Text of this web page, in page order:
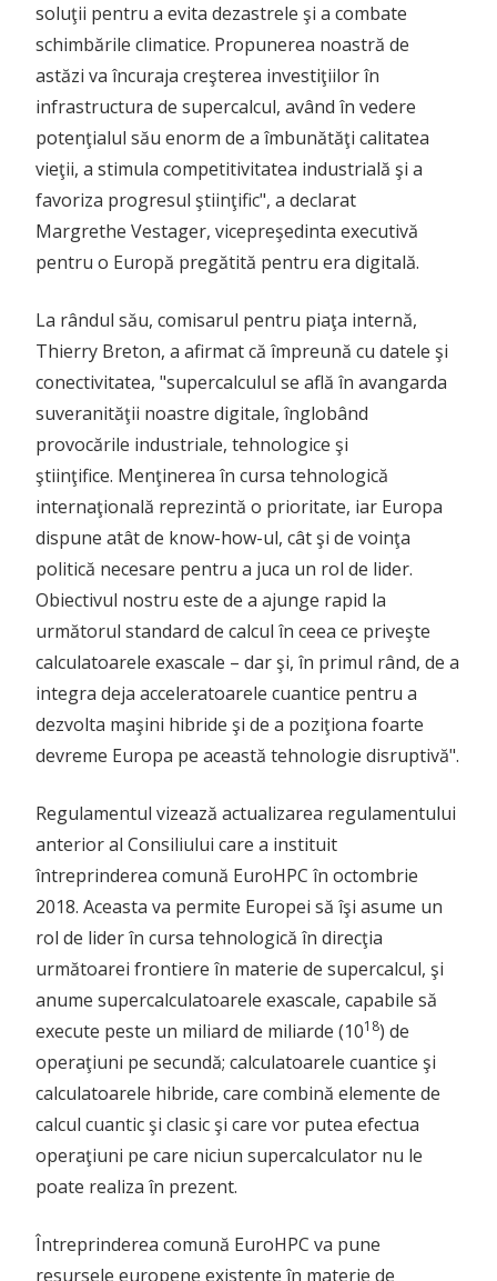
soluţii pentru a evita dezastrele şi a combate
schimbările climatice. Propunerea noastră de
astăzi va încuraja creşterea investiţiilor în
infrastructura de supercalcul, având în vedere
potenţialul său enorm de a îmbunătăţi calitatea
vieţii, a stimula competitivitatea industrială şi a
favoriza progresul ştiinţific", a declarat
Margrethe Vestager, vicepreşedinta executivă
pentru o Europă pregătită pentru era digitală.
La rândul său, comisarul pentru piaţa internă,
Thierry Breton, a afirmat că împreună cu datele şi
conectivitatea, "supercalculul se află în avangarda
suveranităţii noastre digitale, înglobând
provocările industriale, tehnologice şi
ştiinţifice. Menţinerea în cursa tehnologică
internaţională reprezintă o prioritate, iar Europa
dispune atât de know-how-ul, cât şi de voinţa
politică necesare pentru a juca un rol de lider.
Obiectivul nostru este de a ajunge rapid la
următorul standard de calcul în ceea ce priveşte
calculatoarele exascale – dar şi, în primul rând, de a
integra deja acceleratoarele cuantice pentru a
dezvolta maşini hibride şi de a poziţiona foarte
devreme Europa pe această tehnologie disruptivă".
Regulamentul vizează actualizarea regulamentului
anterior al Consiliului care a instituit
întreprinderea comună EuroHPC în octombrie
2018. Aceasta va permite Europei să îşi asume un
rol de lider în cursa tehnologică în direcţia
următoarei frontiere în materie de supercalcul, şi
anume supercalculatoarele exascale, capabile să
execute peste un miliard de miliarde (1018) de
operaţiuni pe secundă; calculatoarele cuantice şi
calculatoarele hibride, care combină elemente de
calcul cuantic şi clasic şi care vor putea efectua
operaţiuni pe care niciun supercalculator nu le
poate realiza în prezent.
Întreprinderea comună EuroHPC va pune
resursele europene existente în materie de